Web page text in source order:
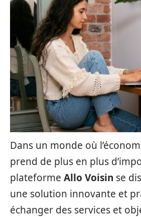
Dans un monde où
prend de plus en plus
plateforme Allo Voisin se
une solution innovante et
échanger des services et